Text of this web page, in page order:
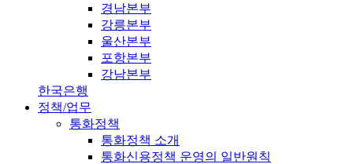
경남본부
강릉본부
울산본부
포항본부
강남본부
한국은행
정책/업무
통화정책
통화정책 소개
통화신용정책 운영의 일반원칙